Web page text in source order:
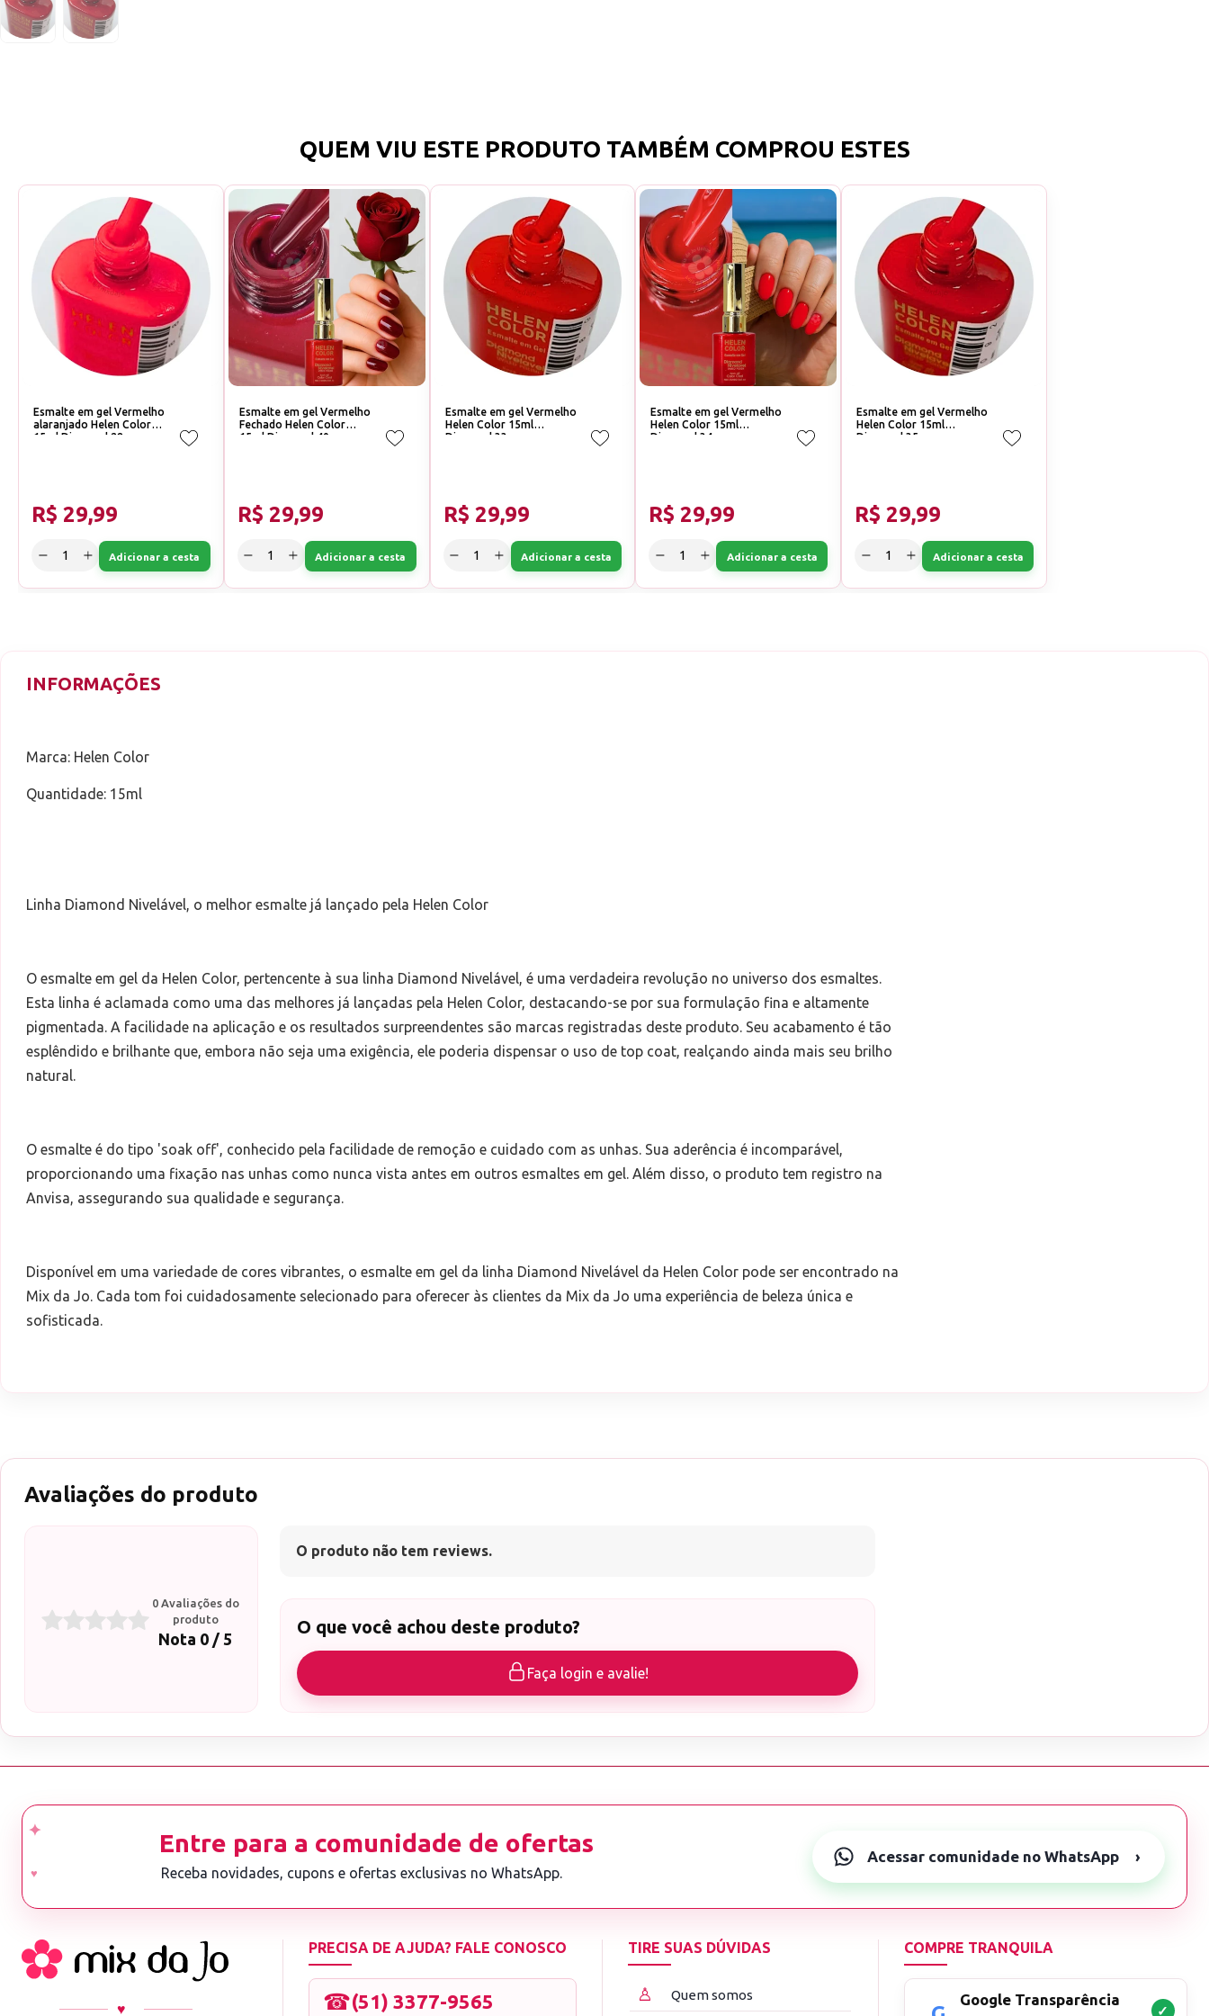
QUEM VIU ESTE PRODUTO TAMBÉM COMPROU ESTES
Esmalte em gel Vermelho
alaranjado Helen Color
15ml Diamond 28
R$ 29,99
Adicionar a cesta
Esmalte em gel Vermelho
Fechado Helen Color
15ml Diamond 40
R$ 29,99
Adicionar a cesta
Esmalte em gel Vermelho
Helen Color 15ml
Diamond 33
R$ 29,99
Adicionar a cesta
Esmalte em gel Vermelho
Helen Color 15ml
Diamond 34
R$ 29,99
Adicionar a cesta
Esmalte em gel Vermelho
Helen Color 15ml
Diamond 35
R$ 29,99
Adicionar a cesta
INFORMAÇÕES
Marca: Helen Color
Quantidade: 15ml
Linha Diamond Nivelável, o melhor esmalte já lançado pela Helen Color
O esmalte em gel da Helen Color, pertencente à sua linha Diamond Nivelável, é uma verdadeira revolução no universo dos esmaltes.
Esta linha é aclamada como uma das melhores já lançadas pela Helen Color, destacando-se por sua formulação fina e altamente
pigmentada. A facilidade na aplicação e os resultados surpreendentes são marcas registradas deste produto. Seu acabamento é tão
esplêndido e brilhante que, embora não seja uma exigência, ele poderia dispensar o uso de top coat, realçando ainda mais seu brilho
natural.
O esmalte é do tipo 'soak off', conhecido pela facilidade de remoção e cuidado com as unhas. Sua aderência é incomparável,
proporcionando uma fixação nas unhas como nunca vista antes em outros esmaltes em gel. Além disso, o produto tem registro na
Anvisa, assegurando sua qualidade e segurança.
Disponível em uma variedade de cores vibrantes, o esmalte em gel da linha Diamond Nivelável da Helen Color pode ser encontrado na
Mix da Jo. Cada tom foi cuidadosamente selecionado para oferecer às clientes da Mix da Jo uma experiência de beleza única e
sofisticada.
Avaliações do produto
0 Avaliações do
produto
Nota 0 / 5
O produto não tem reviews.
O que você achou deste produto?
Faça login e avalie!
Entre para a comunidade de ofertas
Receba novidades, cupons e ofertas exclusivas no WhatsApp.
Acessar comunidade no WhatsApp ›
♥
PRECISA DE AJUDA? FALE CONOSCO
☎(51) 3377-9565
TIRE SUAS DÚVIDAS
♙ Quem somos
COMPRE TRANQUILA
Google Transparência
✓